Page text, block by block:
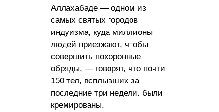
Аллахабаде — одном из
самых святых городов
индуизма, куда миллионы
людей приезжают, чтобы
совершить похоронные
обряды, — говорят, что почти
150 тел, всплывших за
последние три недели, были
кремированы.